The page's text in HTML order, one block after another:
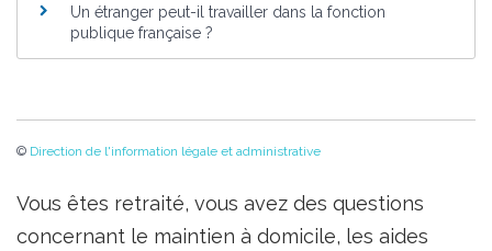
Un étranger peut-il travailler dans la fonction
publique française ?
© Direction de l'information légale et administrative
Vous êtes retraité, vous avez des questions
concernant le maintien à domicile, les aides